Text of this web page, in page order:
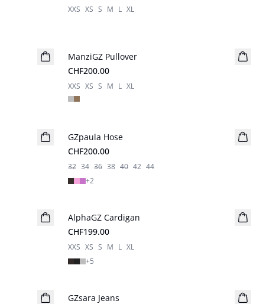
XXS XS S M L XL
Neuheiten
ManziGZ Pullover
CHF200.00
XXS XS S M L XL
Neuheiten
GZpaula Hose
CHF200.00
32 34 36 38 40 42 44
+2
Neuheiten
AlphaGZ Cardigan
CHF199.00
XXS XS S M L XL
+5
Neuheiten
GZsara Jeans